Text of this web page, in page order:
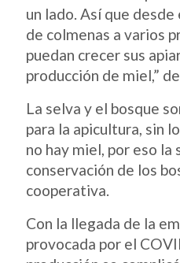
un lado. Así que
de colmenas a varios
puedan crecer sus
producción de miel,”
La selva y el bosque
para la apicultura, sin
no hay miel, por eso
conservación de los
cooperativa.
Con la llegada de la
provocada por el